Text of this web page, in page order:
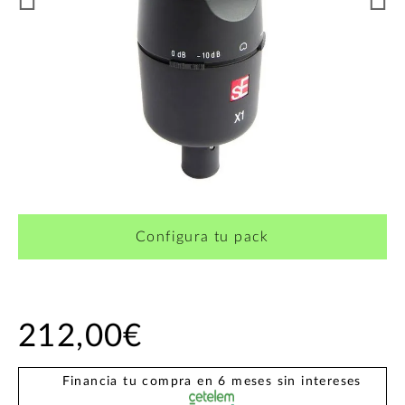
¿Quieres crearte tu propio pack?
Configura tu pack
212,00€
Financia tu compra en 6 meses sin intereses